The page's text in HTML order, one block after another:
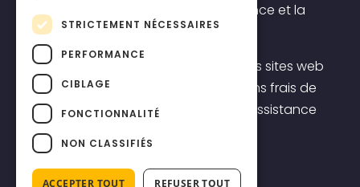
PME. Nous croyons en la transparence et la
prévisibilité.
C'est pourquoi nous proposons des sites web
à un prix forfaitaire transparent, sans frais de
démarrage élevés, y compris une assistance
belge de premier ordre.
STRICTEMENT NÉCESSAIRES
PERFORMANCE
CIBLAGE
FONCTIONNALITÉ
NON CLASSIFIÉS
ACCEPTER TOUT REFUSER TOUT